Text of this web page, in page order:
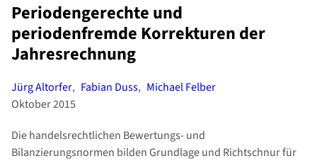
Periodengerechte und
periodenfremde Korrekturen der
Jahresrechnung
Jürg Altorfer, Fabian Duss, Michael Felber
Oktober 2015
Die handelsrechtlichen Bewertungs- und
Bilanzierungsnormen bilden Grundlage und Richtschnur für